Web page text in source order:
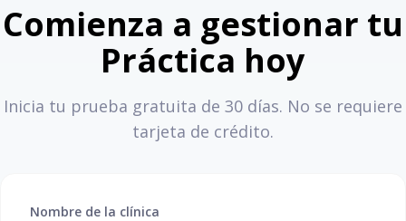
Comienza a gestionar tu
Práctica hoy
Inicia tu prueba gratuita de 30 días. No se requiere
tarjeta de crédito.
Nombre de la clínica